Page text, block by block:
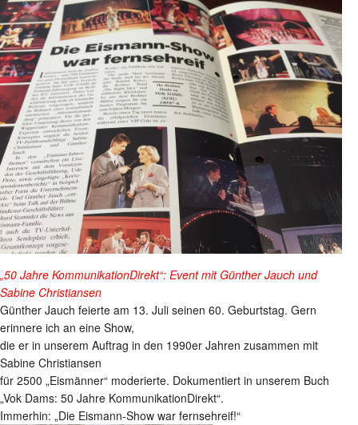
„50 Jahre KommunikationDirekt“: Event mit Günther Jauch und
Sabine Christiansen
Günther Jauch feierte am 13. Juli seinen 60. Geburtstag. Gern
erinnere ich an eine Show,
die er in unserem Auftrag in den 1990er Jahren zusammen mit
Sabine Christiansen
für 2500 „Eismänner“ moderierte. Dokumentiert in unserem Buch
„Vok Dams: 50 Jahre KommunikationDirekt“.
Immerhin: „Die Eismann-Show war fernsehreif!“